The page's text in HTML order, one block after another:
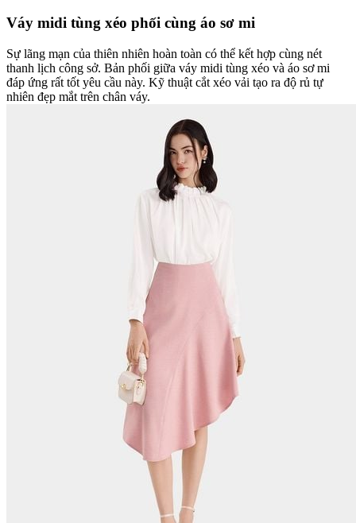
Váy midi tùng xéo phối cùng áo sơ mi
Sự lãng mạn của thiên nhiên hoàn toàn có thể kết hợp cùng nét
thanh lịch công sở. Bản phối giữa váy midi tùng xéo và áo sơ mi
đáp ứng rất tốt yêu cầu này. Kỹ thuật cắt xéo vải tạo ra độ rủ tự
nhiên đẹp mắt trên chân váy.